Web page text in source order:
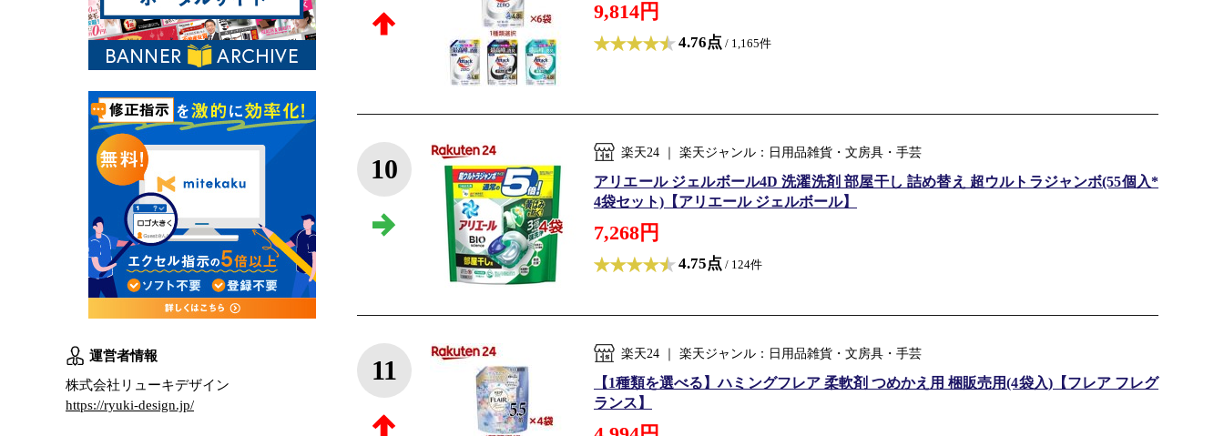
9,814円
4.76点 / 1,165件
10
楽天24 ｜ 楽天ジャンル：日用品雑貨・文房具・手芸
アリエール ジェルボール4D 洗濯洗剤 部屋干し 詰め替え 超ウルトラジャンボ(55個入*
4袋セット)【アリエール ジェルボール】
7,268円
4.75点 / 124件
11
楽天24 ｜ 楽天ジャンル：日用品雑貨・文房具・手芸
【1種類を選べる】ハミングフレア 柔軟剤 つめかえ用 梱販売用(4袋入)【フレア フレグ
ランス】
運営者情報
株式会社リューキデザイン
https://ryuki-design.jp/